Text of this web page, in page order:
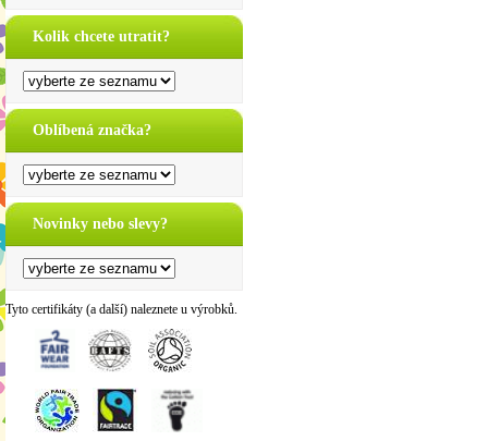
Kolik chcete utratit?
Oblíbená značka?
Novinky nebo slevy?
Tyto certifikáty (a další) naleznete u výrobků.